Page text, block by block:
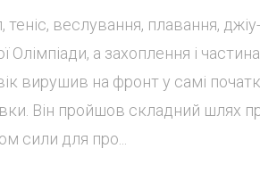
теніс, веслування, плавання,
Олімпіади, а захоплення і
вирушив на фронт у самі
Він пройшов складний шлях
сили для про...